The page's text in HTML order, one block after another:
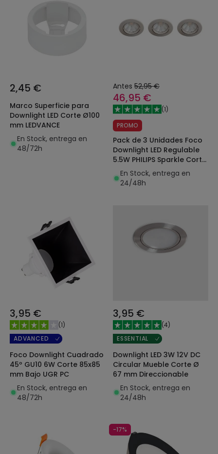
2,45 €
Marco Superficie para
Downlight LED Corte Ø100
mm LEDVANCE
En Stock, entrega en
48/72h
Antes 52,95 €
46,95 €
(1)
PROMO
Pack de 3 Unidades Foco
Downlight LED Regulable
5.5W PHILIPS Sparkle Corte
Ø 70 mm
En Stock, entrega en
24/48h
3,95 €
(1)
ADVANCED
Foco Downlight Cuadrado
45º GU10 6W Corte 85x85
mm Bajo UGR PC
En Stock, entrega en
48/72h
3,95 €
(4)
ESSENTIAL
Downlight LED 3W 12V DC
Circular Mueble Corte Ø
67 mm Direccionable
En Stock, entrega en
24/48h
-17%